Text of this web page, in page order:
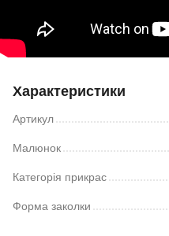
Характеристики
Артикул
Малюнок
Категорія прикрас
Форма заколки